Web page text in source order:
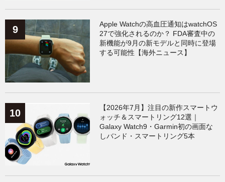
Apple Watchの高血圧通知はwatchOS
27で強化されるのか？ FDA審査中の
新機能が9月の新モデルと同時に登場
する可能性【海外ニュース】
【2026年7月】注目の新作スマートウ
ォッチ＆スマートリング12選｜
Galaxy Watch9・Garmin初の画面な
しバンド・スマートリング5本